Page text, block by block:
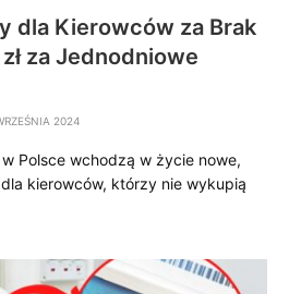
dla Kierowców za Brak
za Jednodniowe
2024
Polsce wchodzą w życie nowe,
kierowców, którzy nie wykupią